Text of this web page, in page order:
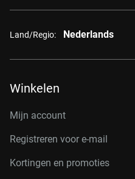
Land/Regio: Nederlands
Winkelen
Mijn account
Registreren voor e-mail
Kortingen en promoties